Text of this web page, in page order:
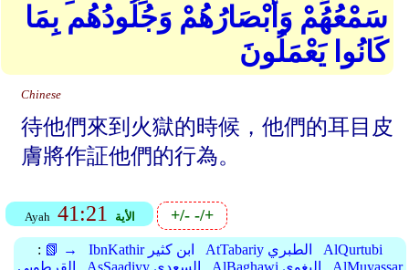
سَمْعُهُمْ وَأَبْصَارُهُمْ وَجُلُودُهُم بِمَا
كَانُوا يَعْمَلُونَ
Chinese
待他們來到火獄的時候，他們的耳目皮
膚將作証他們的行為。
Ayah 41:21 الأية +/--/+
: 📗 → IbnKathir ابن كثير AtTabariy الطبري
AlQurtubi
القرطوبي
AsSaadiyy السعدي AlBaghawi البغوي
AlMuyassar